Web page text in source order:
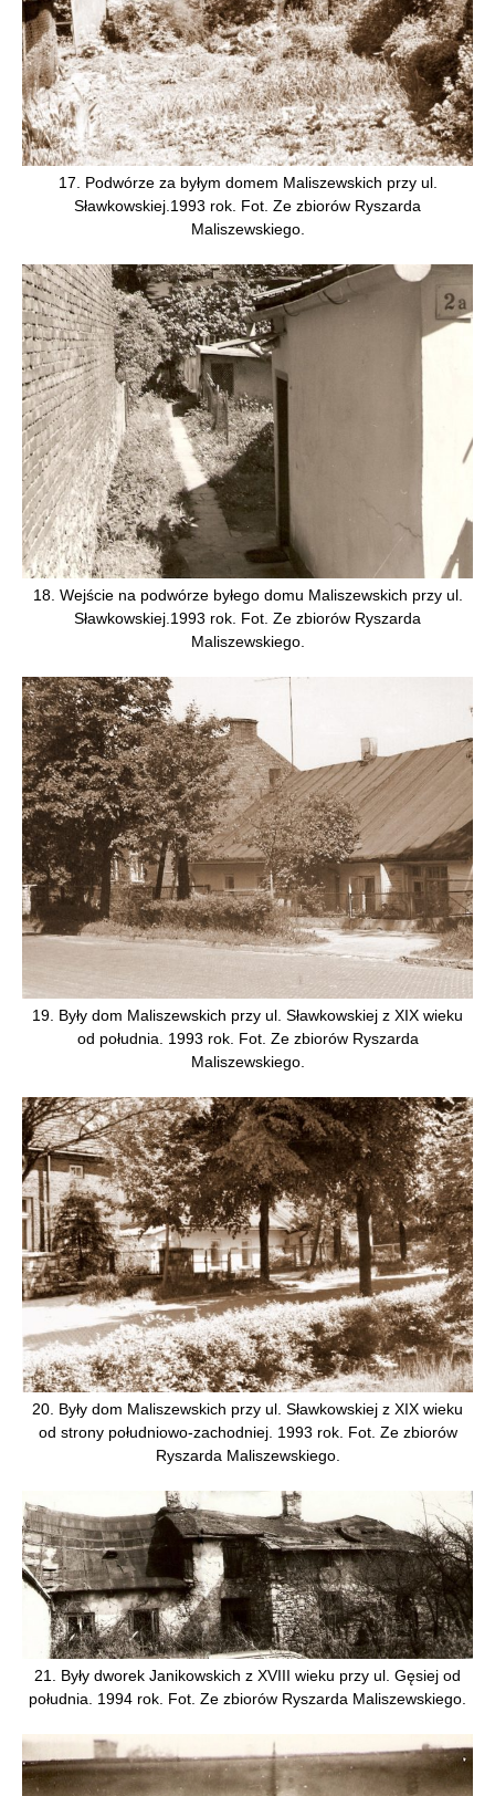
17. Podwórze za byłym domem Maliszewskich przy ul.
Sławkowskiej.1993 rok. Fot. Ze zbiorów Ryszarda
Maliszewskiego.
18. Wejście na podwórze byłego domu Maliszewskich przy ul.
Sławkowskiej.1993 rok. Fot. Ze zbiorów Ryszarda
Maliszewskiego.
19. Były dom Maliszewskich przy ul. Sławkowskiej z XIX wieku
od południa. 1993 rok. Fot. Ze zbiorów Ryszarda
Maliszewskiego.
20. Były dom Maliszewskich przy ul. Sławkowskiej z XIX wieku
od strony południowo-zachodniej. 1993 rok. Fot. Ze zbiorów
Ryszarda Maliszewskiego.
21. Były dworek Janikowskich z XVIII wieku przy ul. Gęsiej od
południa. 1994 rok. Fot. Ze zbiorów Ryszarda Maliszewskiego.